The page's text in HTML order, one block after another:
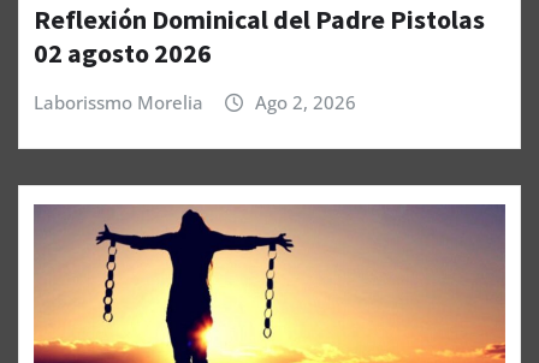
Reflexión Dominical del Padre Pistolas
02 agosto 2026
Laborissmo Morelia Ago 2, 2026